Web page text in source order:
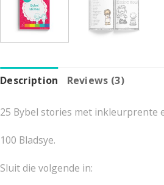
Description Reviews (3)
25 Bybel stories met inkleurprente
100 Bladsye.
Sluit die volgende in: